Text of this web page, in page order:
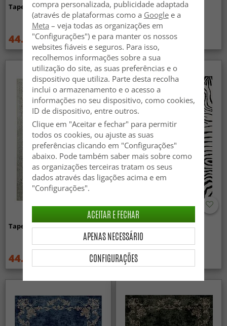
Tapete Wilton - Taknis (verde)
44.99 € 59.99 €
Tapete Wilton - Elena
(bege/dourado)
44.99 € 59.99 €
Tapete Wilton - Mateur (bege)
44.99 €
Tapete Wilton - Zebra
(preto/branco)
44.99 €
compra personalizada, publicidade adaptada
(através de plataformas como a Googlee a
Meta – veja todas as organizações em
"Configurações") e para manter os nossos
websites fiáveis e seguros. Para isso,
recolhemos informações sobre a sua
utilização do site, as suas preferências e o
dispositivo que utiliza. Parte desta recolha
inclui o armazenamento e o acesso a
informações no seu dispositivo, como cookies,
ID de dispositivo, entre outros.
Clique em "Aceitar e fechar" para permitir
todos os cookies, ou ajuste as suas
preferências clicando em "Configurações"
abaixo. Pode também saber mais sobre como
as organizações terceiras tratam os seus
dados através das ligações acima e em
"Configurações".
CONFIGURAÇÕES
APENAS NECESSÁRIO
ACEITAR E FECHAR